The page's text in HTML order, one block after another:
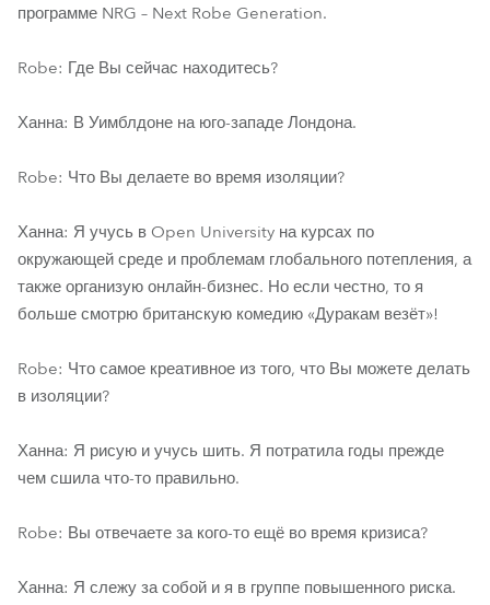
программе NRG – Next Robe Generation.
Robe: Где Вы сейчас находитесь?
Ханна: В Уимблдоне на юго-западе Лондона.
Robe: Что Вы делаете во время изоляции?
Ханна: Я учусь в Open University на курсах по
окружающей среде и проблемам глобального потепления, а
также организую онлайн-бизнес. Но если честно, то я
больше смотрю британскую комедию «Дуракам везёт»!
Robe: Что самое креативное из того, что Вы можете делать
в изоляции?
Ханна: Я рисую и учусь шить. Я потратила годы прежде
чем сшила что-то правильно.
Robe: Вы отвечаете за кого-то ещё во время кризиса?
Ханна: Я слежу за собой и я в группе повышенного риска.